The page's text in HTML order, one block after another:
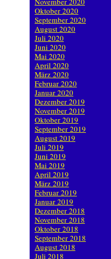
Oktober 2020
September 2020
August 2020
Juli 2020
Juni 2020
Mai 2020
April 2020
März 2020
Februar 2020
Januar 2020
Dezember 2019
November 2019
Oktober 2019
September 2019
August 2019
Juli 2019
Juni 2019
Mai 2019
April 2019
März 2019
Februar 2019
Januar 2019
Dezember 2018
November 2018
Oktober 2018
September 2018
August 2018
Juli 2018